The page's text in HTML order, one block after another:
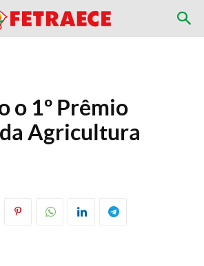
o 1º Prêmio
Agricultura